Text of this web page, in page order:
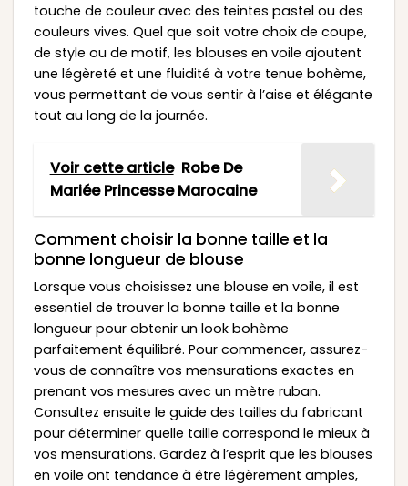
touche de couleur avec des teintes pastel ou des
couleurs vives. Quel que soit votre choix de coupe,
de style ou de motif, les blouses en voile ajoutent
une légèreté et une fluidité à votre tenue bohème,
vous permettant de vous sentir à l’aise et élégante
tout au long de la journée.
Voir cette article Robe De
Mariée Princesse Marocaine
Comment choisir la bonne taille et la
bonne longueur de blouse
Lorsque vous choisissez une blouse en voile, il est
essentiel de trouver la bonne taille et la bonne
longueur pour obtenir un look bohème
parfaitement équilibré. Pour commencer, assurez-
vous de connaître vos mensurations exactes en
prenant vos mesures avec un mètre ruban.
Consultez ensuite le guide des tailles du fabricant
pour déterminer quelle taille correspond le mieux à
vos mensurations. Gardez à l’esprit que les blouses
en voile ont tendance à être légèrement amples,